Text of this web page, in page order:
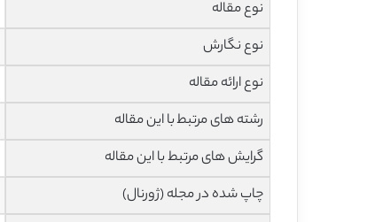
نوع مقاله
نوع نگارش
نوع ارائه مقاله
رشته های مرتبط با این مقاله
گرایش های مرتبط با این مقاله
چاپ شده در مجله (ژورنال)